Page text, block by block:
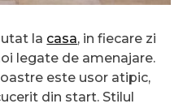
la casa, in fiecare zi
legate de amenajare.
este usor atipic,
din start. Stilul